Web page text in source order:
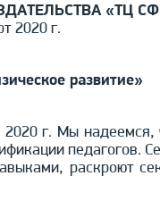
«ТЦ
2020 г.
развитие»
г. Мы
педагогов.
раскроют